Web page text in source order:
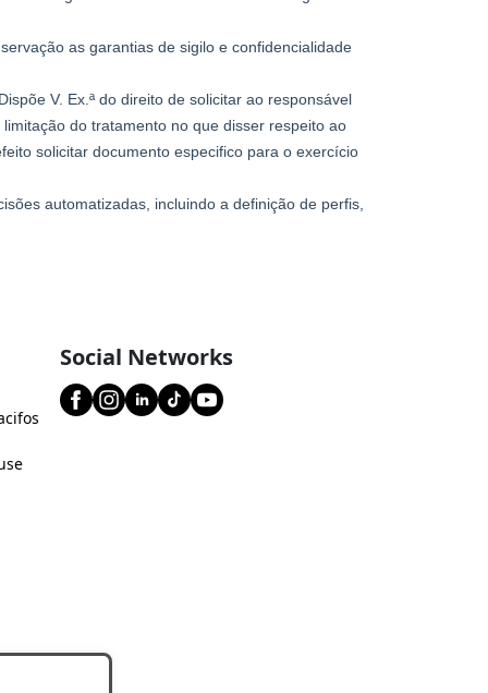
Social Networks